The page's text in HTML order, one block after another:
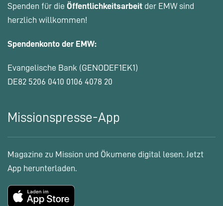
Spenden für die Öffentlichkeitsarbeit der EMW sind
herzlich willkommen!
Spendenkonto der EMW:
Evangelische Bank (GENODEF1EK1)
DE82 5206 0410 0106 4078 20
Missionspresse-App
Magazine zu Mission und Ökumene digital lesen. Jetzt
App herunterladen.